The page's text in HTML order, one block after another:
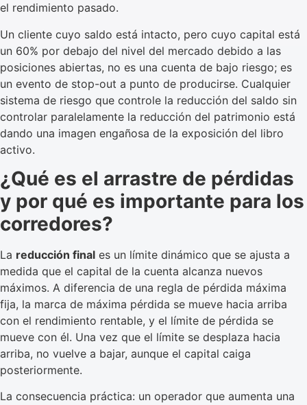
el rendimiento pasado.
Un cliente cuyo saldo está intacto, pero cuyo capital está
un 60% por debajo del nivel del mercado debido a las
posiciones abiertas, no es una cuenta de bajo riesgo; es
un evento de stop-out a punto de producirse. Cualquier
sistema de riesgo que controle la reducción del saldo sin
controlar paralelamente la reducción del patrimonio está
dando una imagen engañosa de la exposición del libro
activo.
¿Qué es el arrastre de pérdidas
y por qué es importante para los
corredores?
La reducción final es un límite dinámico que se ajusta a
medida que el capital de la cuenta alcanza nuevos
máximos. A diferencia de una regla de pérdida máxima
fija, la marca de máxima pérdida se mueve hacia arriba
con el rendimiento rentable, y el límite de pérdida se
mueve con él. Una vez que el límite se desplaza hacia
arriba, no vuelve a bajar, aunque el capital caiga
posteriormente.
La consecuencia práctica: un operador que aumenta una